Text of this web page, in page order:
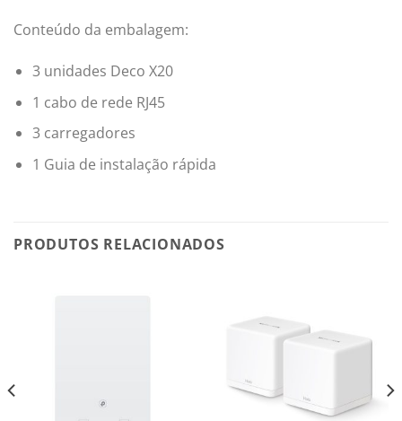
Conteúdo da embalagem:
3 unidades Deco X20
1 cabo de rede RJ45
3 carregadores
1 Guia de instalação rápida
PRODUTOS RELACIONADOS